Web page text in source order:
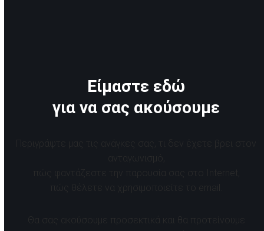
Είμαστε εδώ
για να σας ακούσουμε
Περιγράψτε μας τις ανάγκες σας, τι δεν έχετε βρει στον